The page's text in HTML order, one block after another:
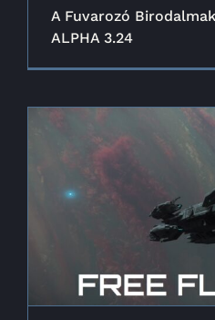
A Fuvarozó
ALPHA 3.24